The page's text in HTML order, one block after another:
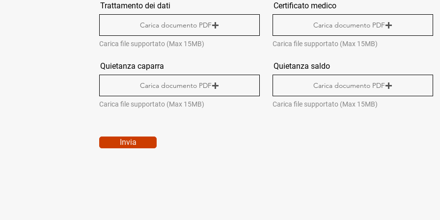
Trattamento dei dati
Carica documento PDF
Carica file supportato (Max 15MB)
Certificato medico
Carica documento PDF
Carica file supportato (Max 15MB)
Quietanza caparra
Carica documento PDF
Carica file supportato (Max 15MB)
Quietanza saldo
Carica documento PDF
Carica file supportato (Max 15MB)
Invia